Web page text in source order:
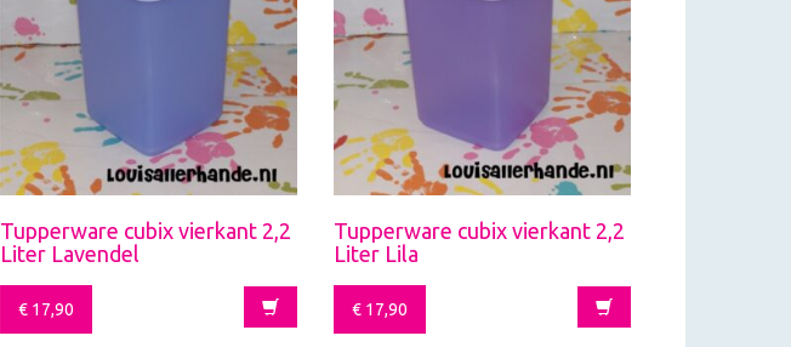
Tupperware cubix vierkant 2,2
Liter Lavendel
€17,90
Tupperware cubix vierkant 2,2
Liter Lila
€17,90